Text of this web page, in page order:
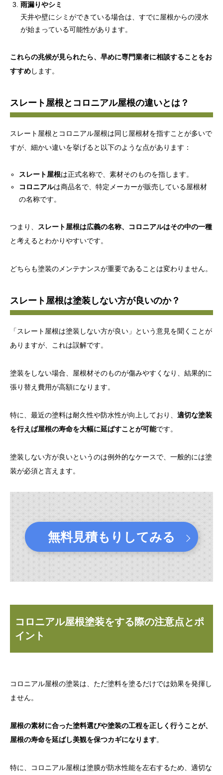
雨漏りやシミ
天井や壁にシミができている場合は、すでに屋根からの浸水
が始まっている可能性があります。
これらの兆候が見られたら、早めに専門業者に相談することをお
すすめします。
スレート屋根とコロニアル屋根の違いとは？
スレート屋根とコロニアル屋根は同じ屋根材を指すことが多いで
すが、細かい違いを挙げると以下のような点があります：
スレート屋根は正式名称で、素材そのものを指します。
コロニアルは商品名で、特定メーカーが販売している屋根材
の名称です。
つまり、 スレート屋根は広義の名称、コロニアルはその中の一種
と考えるとわかりやすいです。
どちらも塗装のメンテナンスが重要であることは変わりません。
スレート屋根は塗装しない方が良いのか？
「スレート屋根は塗装しない方が良い」という意見を聞くことが
ありますが、これは誤解です。
塗装をしない場合、屋根材そのものが傷みやすくなり、結果的に
張り替え費用が高額になります。
特に、最近の塗料は耐久性や防水性が向上しており、 適切な塗装
を行えば屋根の寿命を大幅に延ばすことが可能です。
塗装しない方が良いというのは例外的なケースで、一般的には塗
装が必須と言えます。
無料見積もりしてみる
コロニアル屋根塗装をする際の注意点とポ
イント
コロニアル屋根の塗装は、ただ塗料を塗るだけでは効果を発揮し
ません。
屋根の素材に合った塗料選びや塗装の工程を正しく行うことが、
屋根の寿命を延ばし美観を保つカギになります。
特に、コロニアル屋根は塗膜が防水性能を左右するため、適切な